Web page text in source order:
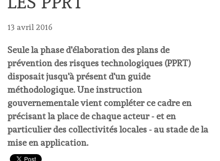
13 avril 2016
Seule la phase d'élaboration des plans de
prévention des risques technologiques (PPRT)
disposait jusqu'à présent d'un guide
méthodologique. Une instruction
gouvernementale vient compléter ce cadre en
précisant la place de chaque acteur - et en
particulier des collectivités locales - au stade de la
mise en application.